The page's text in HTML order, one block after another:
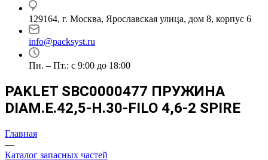
129164, г. Москва, Ярославская улица, дом 8, корпус 6
info@packsyst.ru
Пн. – Пт.: с 9:00 до 18:00
PAKLET SBC0000477 ПРУЖИНА
DIAM.E.42,5-H.30-FILO 4,6-2 SPIRE
Главная
—
Каталог запасных частей